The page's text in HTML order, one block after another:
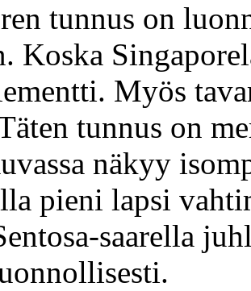
tunnus on
Koska
Myös
tunnus on
näkyy
pieni lapsi
saarella